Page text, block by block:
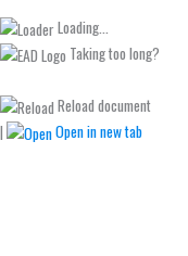
Loading...
Taking too long?
Reload document
|
Open in new tab